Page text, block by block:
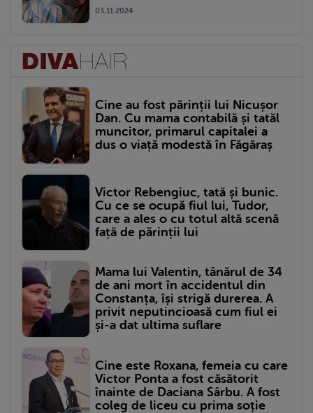
03.11.2024
Cine au fost părinții lui Nicușor
Dan. Cu mama contabilă și tatăl
muncitor, primarul capitalei a
dus o viață modestă în Făgăraș
Victor Rebengiuc, tată și bunic.
Cu ce se ocupă fiul lui, Tudor,
care a ales o cu totul altă scenă
față de părinții lui
Mama lui Valentin, tânărul de 34
de ani mort în accidentul din
Constanța, își strigă durerea. A
privit neputincioasă cum fiul ei
și-a dat ultima suflare
Cine este Roxana, femeia cu care
Victor Ponta a fost căsătorit
înainte de Daciana Sârbu. A fost
coleg de liceu cu prima soție